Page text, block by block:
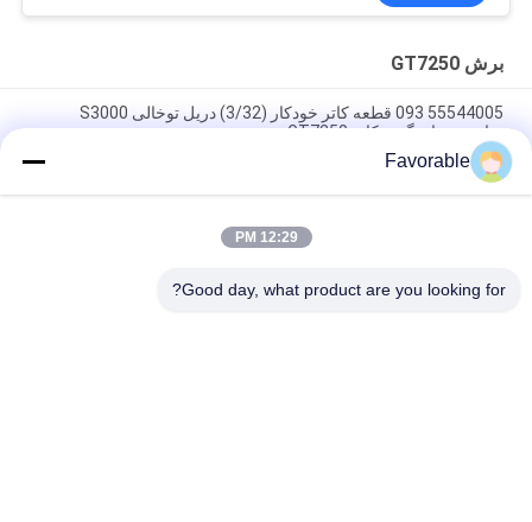
برش GT7250
55544005 093 قطعه کاتر خودکار (3/32) دریل توخالی S3000
مناسب برای گربر کاتر GT7250
153500557
Favorable
12:29 PM
Good day, what product are you looking for?